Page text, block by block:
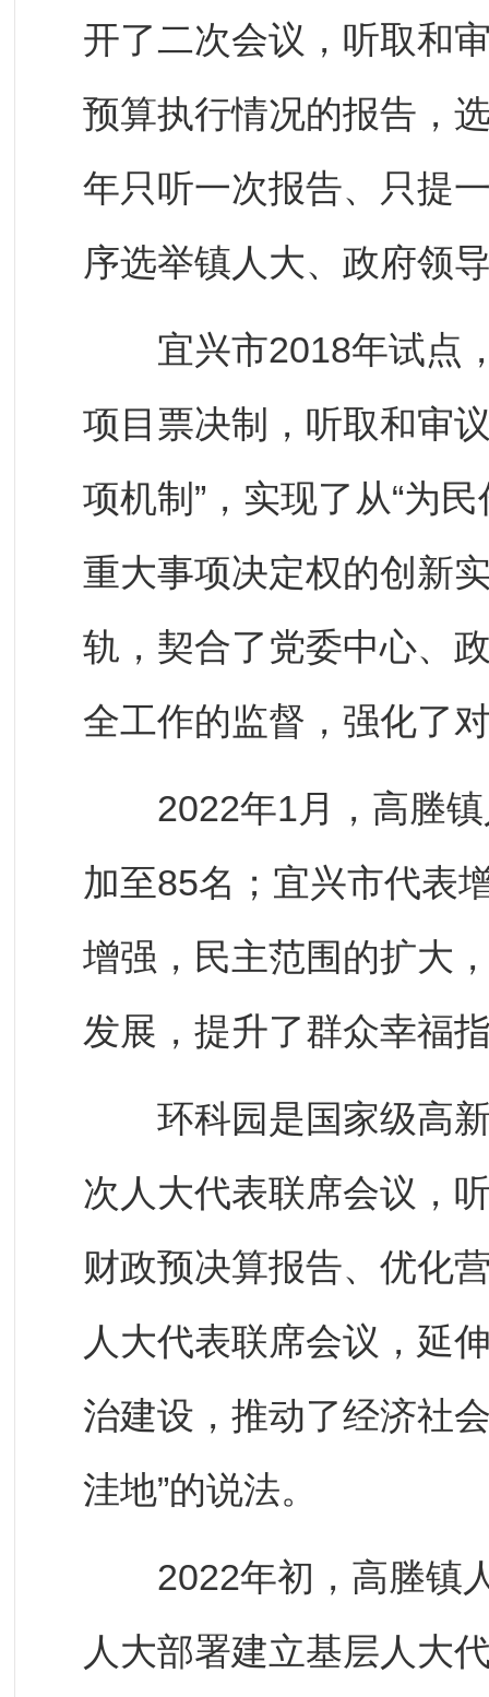
开了二次会议，听取和
预算执行情况的报告，
年只听一次报告、只提
序选举镇人大、政府领
宜兴市2018年试点，
项目票决制，听取和审
项机制”，实现了从“为
重大事项决定权的创新
轨，契合了党委中心、
全工作的监督，强化了
2022年1月，高塍镇
加至85名；宜兴市代表
增强，民主范围的扩大
发展，提升了群众幸福
环科园是国家级高新
次人大代表联席会议，
财政预决算报告、优化
人大代表联席会议，延
治建设，推动了经济社
洼地”的说法。
2022年初，高塍镇人
人大部署建立基层人大